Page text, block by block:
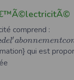
comprend :
del′abonnementco
qui est